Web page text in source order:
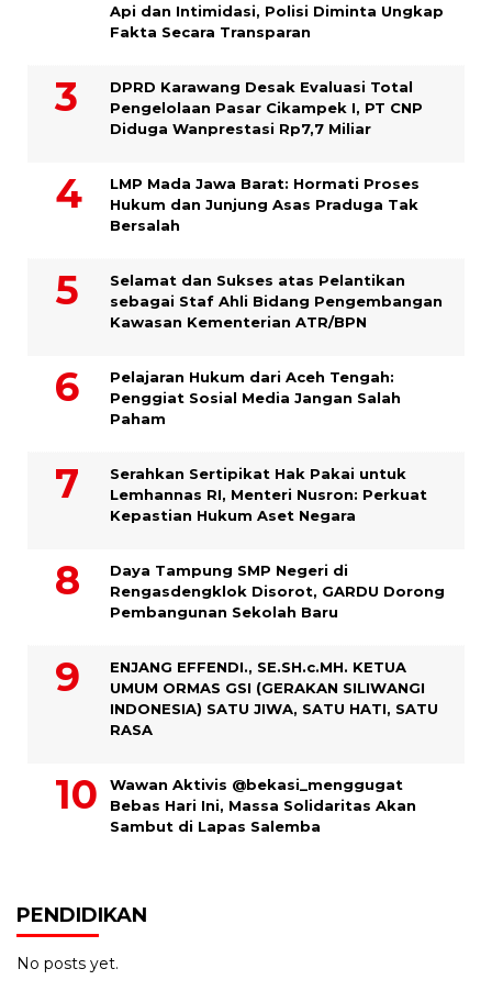
Api dan Intimidasi, Polisi Diminta Ungkap
Fakta Secara Transparan
DPRD Karawang Desak Evaluasi Total
Pengelolaan Pasar Cikampek I, PT CNP
Diduga Wanprestasi Rp7,7 Miliar
LMP Mada Jawa Barat: Hormati Proses
Hukum dan Junjung Asas Praduga Tak
Bersalah
Selamat dan Sukses atas Pelantikan
sebagai Staf Ahli Bidang Pengembangan
Kawasan Kementerian ATR/BPN
Pelajaran Hukum dari Aceh Tengah:
Penggiat Sosial Media Jangan Salah
Paham
Serahkan Sertipikat Hak Pakai untuk
Lemhannas RI, Menteri Nusron: Perkuat
Kepastian Hukum Aset Negara
Daya Tampung SMP Negeri di
Rengasdengklok Disorot, GARDU Dorong
Pembangunan Sekolah Baru
ENJANG EFFENDI., SE.SH.c.MH. KETUA
UMUM ORMAS GSI (GERAKAN SILIWANGI
INDONESIA) SATU JIWA, SATU HATI, SATU
RASA
Wawan Aktivis @bekasi_menggugat
Bebas Hari Ini, Massa Solidaritas Akan
Sambut di Lapas Salemba
PENDIDIKAN
No posts yet.